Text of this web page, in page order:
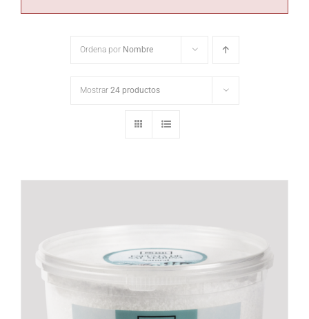
Ordena por Nombre
Mostrar 24 productos